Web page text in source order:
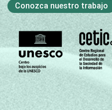
Conozca nuestro trabajo